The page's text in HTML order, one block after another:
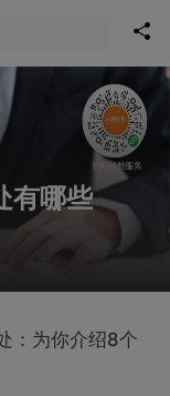
有哪些
：为你介绍8个